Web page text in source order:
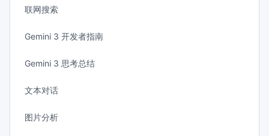
联网搜索
Gemini 3 开发者指南
Gemini 3 思考总结
文本对话
图片分析